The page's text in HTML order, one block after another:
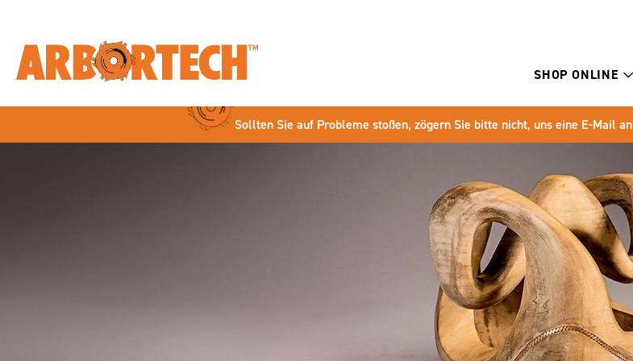
SHOP ONLINE
Sollten Sie auf Probleme stoßen, zögern Sie bitte nicht, uns eine E-Mail an